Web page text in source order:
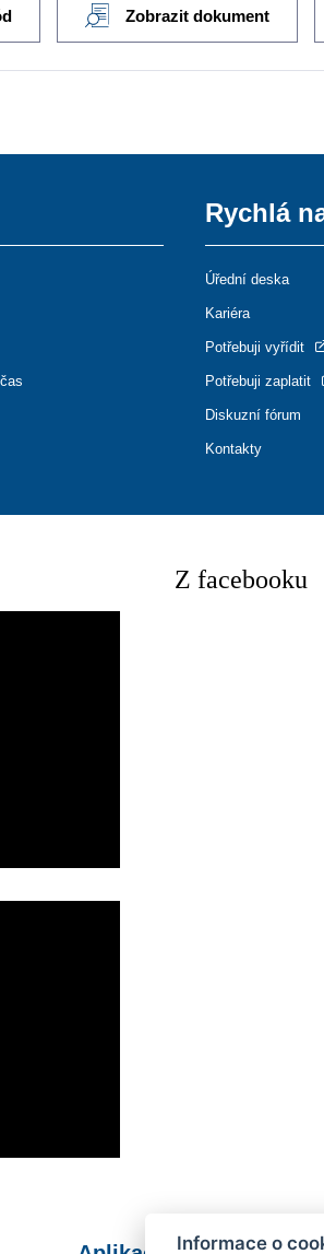
Zobrazit dokument
Rychlá
Úřední deska
Kariéra
Potřebuji vyřídit
Potřebuji zaplatit
Diskuzní fórum
Kontakty
Z facebooku
Informace o